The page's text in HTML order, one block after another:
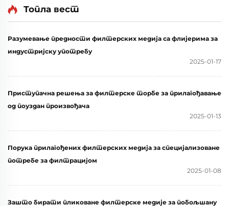
Топла вест
Разумевање предности филтерских медија са флијерима за
индустријску употребу
2025-01-17
Приступачна решења за филтерске торбе за прилагођавање
од поуздан произвођача
2025-01-13
Порука прилагођених филтерских медија за специјализоване
потребе за филтрацијом
2025-01-08
Зашто бирати пликоване филтерске медије за побољшану